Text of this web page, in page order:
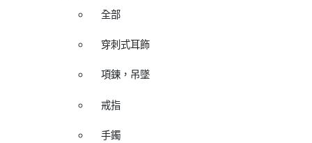
全部
穿刺式耳飾
項鍊，吊墜
戒指
手鐲